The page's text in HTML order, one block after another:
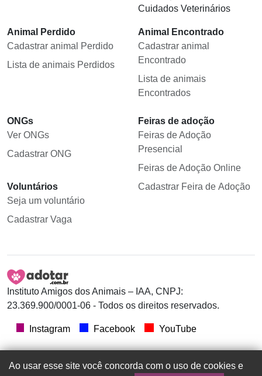
Cuidados Veterinários
Animal Perdido
Cadastrar animal Perdido
Lista de animais Perdidos
Animal Encontrado
Cadastrar animal
Encontrado
Lista de animais
Encontrados
ONGs
Ver ONGs
Cadastrar ONG
Voluntários
Seja um voluntário
Cadastrar Vaga
Feiras de adoção
Feiras de Adoção
Presencial
Feiras de Adoção Online
Cadastrar Feira de Adoção
Instituto Amigos dos Animais – IAA, CNPJ:
23.369.900/0001-06 - Todos os direitos reservados.
Instagram Facebook YouTube
Ao usar esse site você concorda com o uso de cookies e